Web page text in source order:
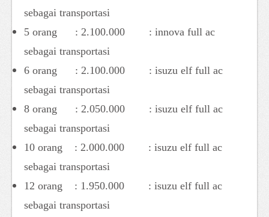
sebagai transportasi
5 orang : 2.100.000 : innova full ac
sebagai transportasi
6 orang : 2.100.000 : isuzu elf full ac
sebagai transportasi
8 orang : 2.050.000 : isuzu elf full ac
sebagai transportasi
10 orang : 2.000.000 : isuzu elf full ac
sebagai transportasi
12 orang : 1.950.000 : isuzu elf full ac
sebagai transportasi